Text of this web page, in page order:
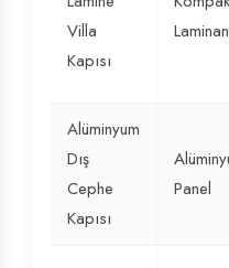
Villa
Kapısı
Alüminyum
Dış
Cephe
Kapısı
Panel